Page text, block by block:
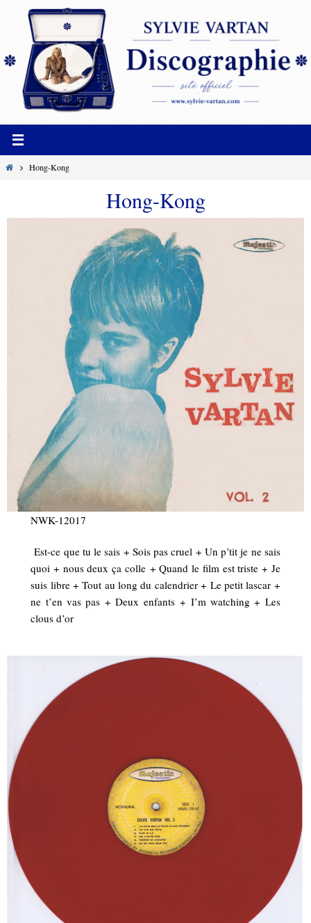
contenu
HomeHong-Kong
Hong-Kong
NWK-12017
Est-ce que tu le sais + Sois pas cruel + Un p’tit je ne sais
quoi + nous deux ça colle + Quand le film est triste + Je
suis libre + Tout au long du calendrier + Le petit lascar +
ne t’en vas pas + Deux enfants + I’m watching + Les
clous d’or